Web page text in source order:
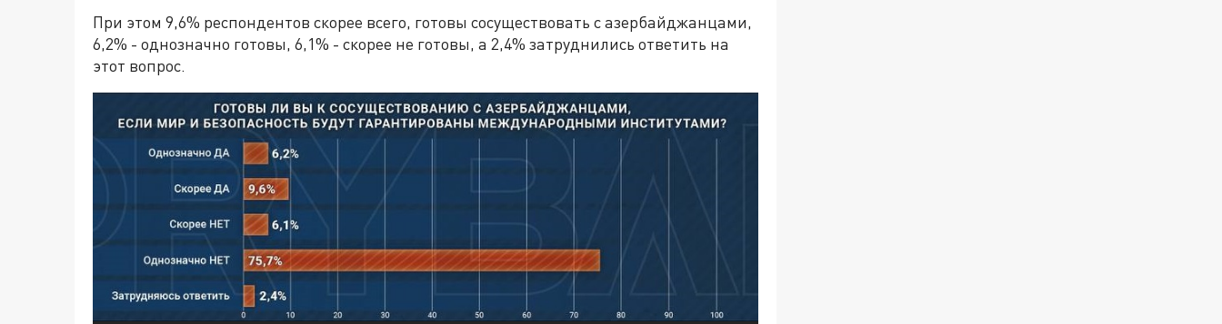
При этом 9,6% респондентов скорее всего, готовы сосуществовать с азербайджанцами,
6,2% - однозначно готовы, 6,1% - скорее не готовы, а 2,4% затруднились ответить на
этот вопрос.